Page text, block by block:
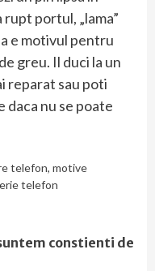
portul, „lama”
e motivul pentru
greu. Il duci la un
reparat sau poti
daca nu se poate
telefon, motive
telefon
constienti de